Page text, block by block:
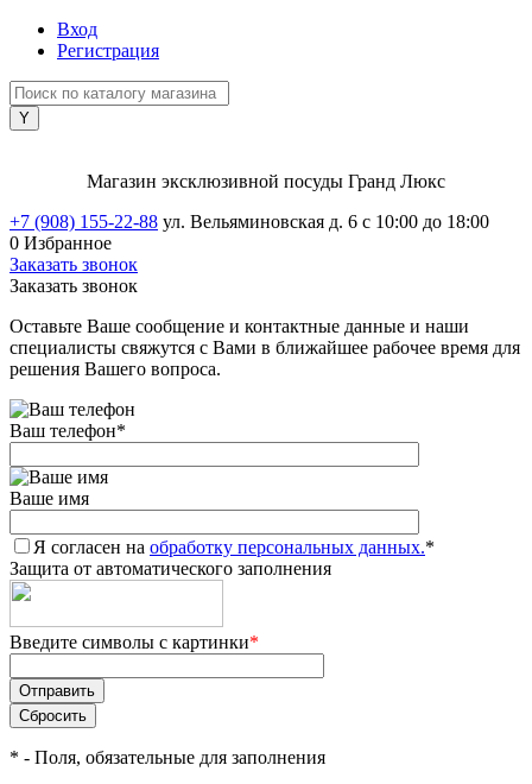
Вход
Регистрация
Магазин эксклюзивной посуды Гранд Люкс
+7 (908) 155-22-88 ул. Вельяминовская д. 6 с 10:00 до 18:00
0 Избранное
Заказать звонок
Заказать звонок
Оставьте Ваше сообщение и контактные данные и наши
специалисты свяжутся с Вами в ближайшее рабочее время для
решения Вашего вопроса.
Ваш телефон*
Ваше имя
Я согласен на обработку персональных данных.*
Защита от автоматического заполнения
Введите символы с картинки*
* - Поля, обязательные для заполнения